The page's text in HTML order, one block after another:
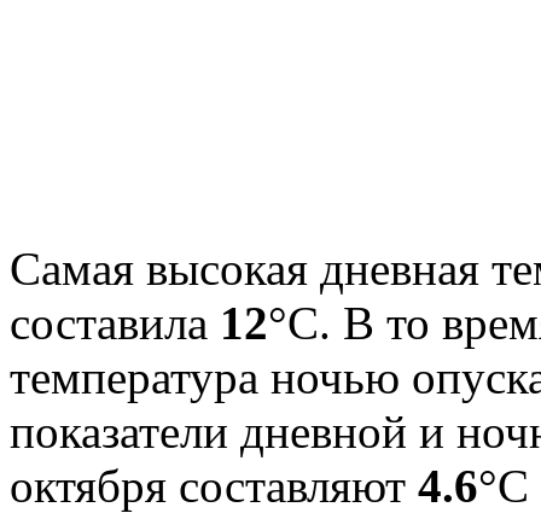
Самая высокая дневная
составила 12°С. В то
температура ночью
показатели дневной и
октября составляют 4.6